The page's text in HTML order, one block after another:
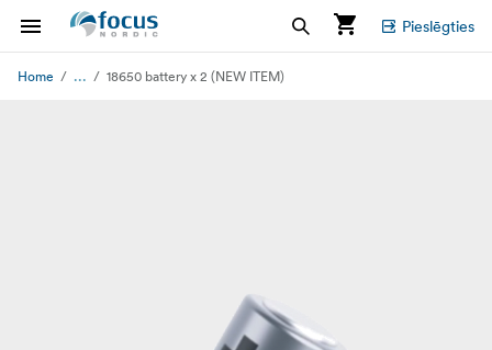
Pieslēgties
Home ... 18650 battery x 2 (NEW ITEM)